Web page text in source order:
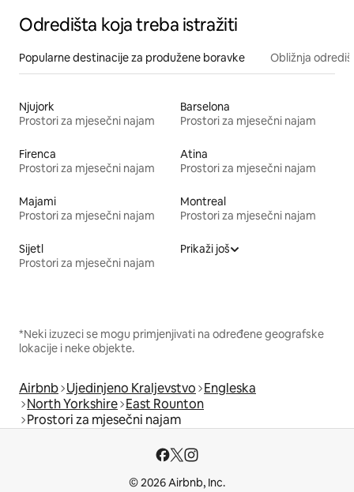
Odredišta koja treba istražiti
Popularne destinacije za produžene boravke Obližnja
Njujork
Prostori za mjesečni najam
Barselona
Prostori za mjesečni najam
Firenca
Prostori za mjesečni najam
Atina
Prostori za mjesečni najam
Majami
Prostori za mjesečni najam
Montreal
Prostori za mjesečni najam
Sijetl
Prostori za mjesečni najam
Prikaži još
*Neki izuzeci se mogu primjenjivati na određene geografske
lokacije i neke objekte.
Airbnb Ujedinjeno Kraljevstvo Engleska
North Yorkshire East Rounton
Prostori za mjesečni najam
© 2026 Airbnb, Inc.